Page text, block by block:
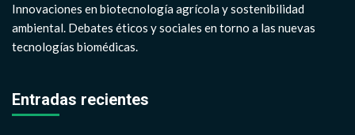
Innovaciones en biotecnología agrícola y sostenibilidad
ambiental. Debates éticos y sociales en torno a las nuevas
tecnologías biomédicas.
Entradas recientes